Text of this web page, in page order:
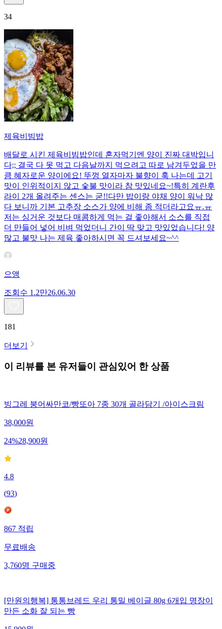
34
제육비빔밥
배달로 시킨 제육비빔밥인데 혼자먹기엔 양이 진짜 대박입니
다;; 결국 다 못 먹고 다음날까지 먹으려고 따로 남겨두었을 만
큼 혜자로운 양이에요! 뚜껑 열자마자 불향이 훅 나는데 고기
맛이 인위적이지 않고 숯불 맛이라 참 맛있네요~!특히 계란후
라이 2개 올려주는 센스는 굳!! ​다만 밥이랑 야채 양이 워낙 많
다 보니까 기본 고추장 소스가 양에 비해 좀 적더라고요ㅠ.ㅠ
저는 싱거운 것보다 매콤하게 먹는 걸 좋아해서 소스를 직접
더 만들어 넣어 비벼 먹었더니 간이 딱 맞고 맛있었습니다! 양
많고 불맛 나는 제육 좋아하시면 꼭 드셔보세요~^^
으앵
조회수 1.2만26.06.30
181
더보기
이 리뷰를 본 유저들이 관심있어 한 상품
빙그레 붕어싸만코/빵또아 7종 30개 골라담기 /아이스크림
38,000원
24%28,900원
4.8
(93)
867 적립
무료배송
3,760명 구매중
[만원의행복] 통통브레드 우리 통밀 베이글 80g 6개입 명장이
만든 소화 잘 되는 빵